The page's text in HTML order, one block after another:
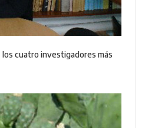
cuatro investigadores más